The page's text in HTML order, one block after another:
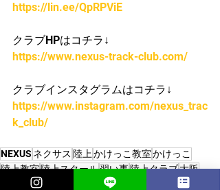
https://lin.ee/QpRPViE
クラブHPはコチラ↓
https://www.nexus-track-club.com/
クラブインスタグラムはコチラ↓
https://www.instagram.com/nexus_trac
k_club/
NEXUS ネクサス 陸上かけっこ教室かけっこ
陸上教室陸上スクール習い事陸上クラブ大阪
陸上競技寝屋川 京都宇治
兵庫